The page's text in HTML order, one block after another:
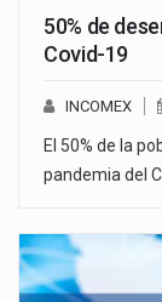
50% de
Covid-19
INCOMEX
El 50% de la
pandemia del